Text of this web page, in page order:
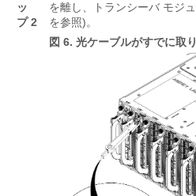
ッ
プ 2
を離し、トランシーバ モジ
を参照)。
図 6. 光ケーブルがすでに取